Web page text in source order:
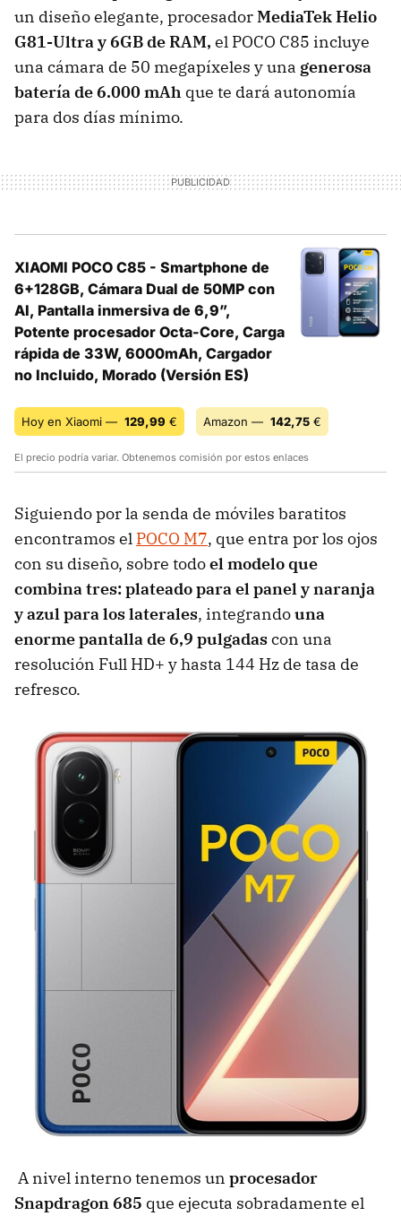
un diseño elegante, procesadorMediaTek Helio
G81-Ultra y 6GB de RAM, el POCO C85 incluye
una cámara de 50 megapíxeles y una generosa
batería de 6.000 mAh que te dará autonomía
para dos días mínimo.
XIAOMI POCO C85 - Smartphone de
6+128GB, Cámara Dual de 50MP con
AI, Pantalla inmersiva de 6,9”,
Potente procesador Octa-Core, Carga
rápida de 33W, 6000mAh, Cargador
no Incluido, Morado (Versión ES)
Hoy en Xiaomi — 129,99 € Amazon — 142,75 €
El precio podría variar. Obtenemos comisión por estos enlaces
Siguiendo por la senda de móviles baratitos
encontramos el POCO M7, que entra por los ojos
con su diseño, sobre todoel modelo que
combina tres: plateado para el panel y naranja
y azul para los laterales, integrandouna
enorme pantalla de 6,9 pulgadascon una
resolución Full HD+ y hasta 144 Hz de tasa de
refresco.
A nivel interno tenemos un procesador
Snapdragon 685 que ejecuta sobradamente el